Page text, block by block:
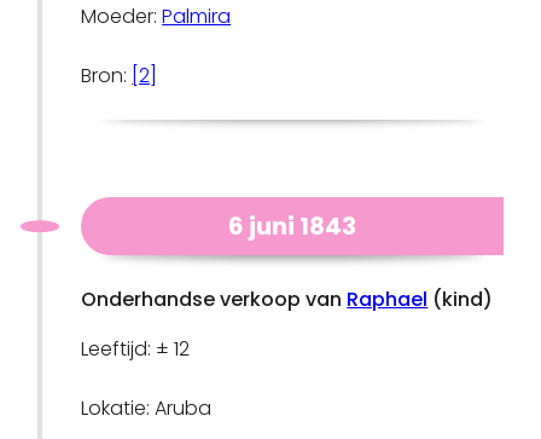
Moeder:Palmira
Bron: [2]
6 juni 1843
Onderhandse verkoop van Raphael (kind)
Leeftijd: ± 12
Lokatie: Aruba